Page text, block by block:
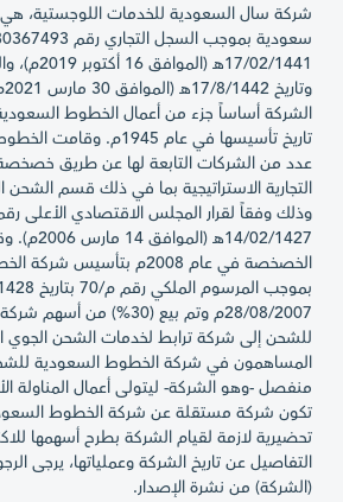
شركة سال السعودية للخدمات اللوجستية،
تاريخ تأسيسها في عام
عدد من الشركات التابعة لها عن طريق
التجارية الاستراتيجية بما في ذلك قسم الشحن
14/02/
الخصخصة في عام 2008م
28/08/2007م وتم بيع (30%)
للشحن إلى شركة ترابط لخدمات الشحن الجوي
المساهمون في شركة الخطوط السعودية
منفصل -وهو الشركة- ليتولى أعمال المناولة
تكون شركة مستقلة عن شركة الخطوط
تحضيرية لازمة لقيام الشركة بطرح أسهمها
(الشركة) من نشرة الإصدار.